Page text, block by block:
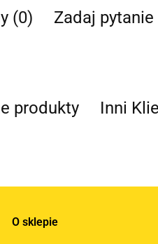
(0) Zadaj pytanie
produkty Inni
O sklepie